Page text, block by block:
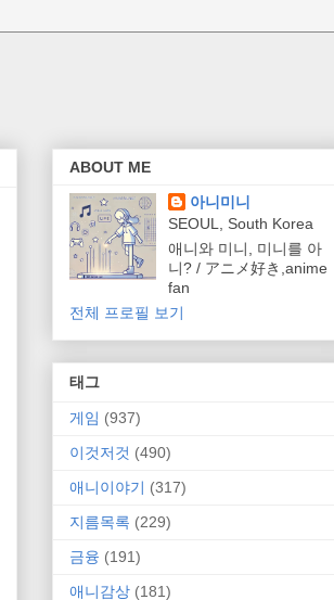
ABOUT ME
아니미니
SEOUL, South Korea
애니와 미니, 미니를 아
니? / アニメ好き,anime
fan
전체 프로필 보기
태그
게임 (937)
이것저것 (490)
애니이야기 (317)
지름목록 (229)
금융 (191)
애니감상 (181)